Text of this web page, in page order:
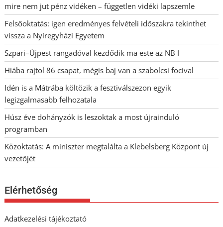
mire nem jut pénz vidéken – független vidéki lapszemle
Felsőoktatás: igen eredményes felvételi időszakra tekinthet
vissza a Nyíregyházi Egyetem
Szpari–Újpest rangadóval kezdődik ma este az NB I
Hiába rajtol 86 csapat, mégis baj van a szabolcsi focival
Idén is a Mátrába költözik a fesztiválszezon egyik
legizgalmasabb felhozatala
Húsz éve dohányzók is leszoktak a most újrainduló
programban
Közoktatás: A miniszter megtalálta a Klebelsberg Központ új
vezetőjét
Elérhetőség
Adatkezelési tájékoztató